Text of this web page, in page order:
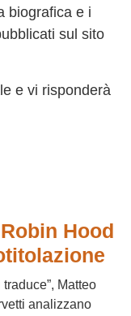
biografica e i
sul sito
e vi risponderà
Hood
Matteo
analizzano